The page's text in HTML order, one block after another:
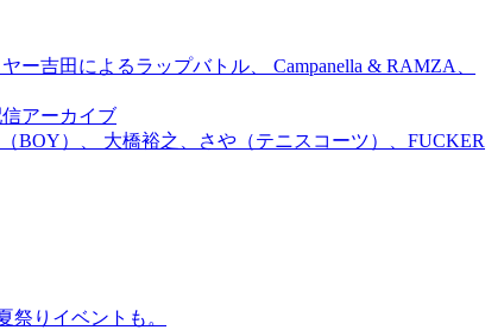
吉田によるラップバトル、 Campanella & RAMZA、
信アーカイブ
BOY）、 大橋裕之、さや（テニスコーツ）、FUCKER
祭りイベントも。